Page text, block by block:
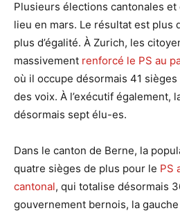
Plusieurs élections cantonales et
lieu en mars. Le résultat est plus
plus d’égalité. À Zurich, les
massivement renforcé le PS au
où il occupe désormais 41 sièges
des voix. À l’exécutif également,
désormais sept élu-es.
Dans le canton de Berne, la
quatre sièges de plus pour le PS
cantonal, qui totalise désormais
gouvernement bernois, la